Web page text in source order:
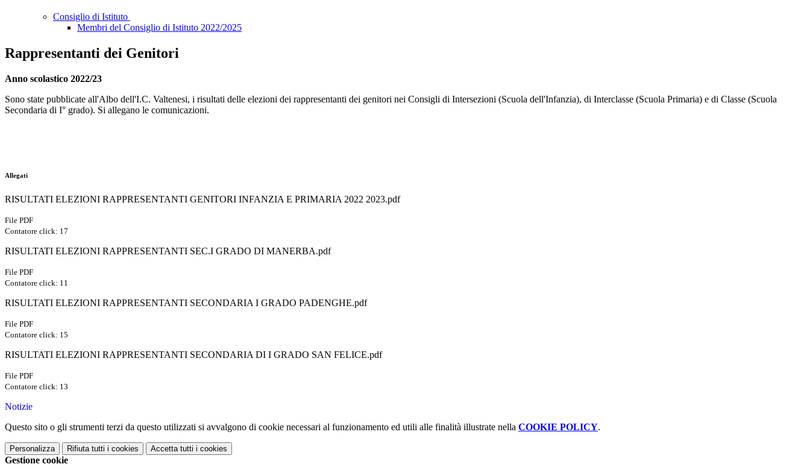
Consiglio di Istituto
Membri del Consiglio di Istituto 2022/2025
Rappresentanti dei Genitori
Anno scolastico 2022/23
Sono state pubblicate all'Albo dell'I.C. Valtenesi, i risultati delle elezioni dei rappresentanti dei genitori nei Consigli di Intersezioni (Scuola dell'Infanzia), di Interclasse (Scuola Primaria) e di Classe (Scuola
Secondaria di I° grado). Si allegano le comunicazioni.
Allegati
RISULTATI ELEZIONI RAPPRESENTANTI GENITORI INFANZIA E PRIMARIA 2022 2023.pdf
File PDF
Contatore click: 17
RISULTATI ELEZIONI RAPPRESENTANTI SEC.I GRADO DI MANERBA.pdf
File PDF
Contatore click: 11
RISULTATI ELEZIONI RAPPRESENTANTI SECONDARIA I GRADO PADENGHE.pdf
File PDF
Contatore click: 15
RISULTATI ELEZIONI RAPPRESENTANTI SECONDARIA DI I GRADO SAN FELICE.pdf
File PDF
Contatore click: 13
Notizie
Questo sito o gli strumenti terzi da questo utilizzati si avvalgono di cookie necessari al funzionamento ed utili alle finalità illustrate nella COOKIE POLICY.
Personalizza Rifiuta tutti i cookies Accetta tutti i cookies
Gestione cookie